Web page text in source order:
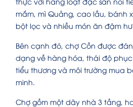
mắm, mì Quảng, cao lầu, bánh
bột lọc và nhiều món ăn đậm
Bên cạnh đó, chợ Cồn được
dạng về hàng hóa, thái độ
tiểu thương và môi trường mua
minh.
Chợ gồm một dãy nhà 3 tầng,